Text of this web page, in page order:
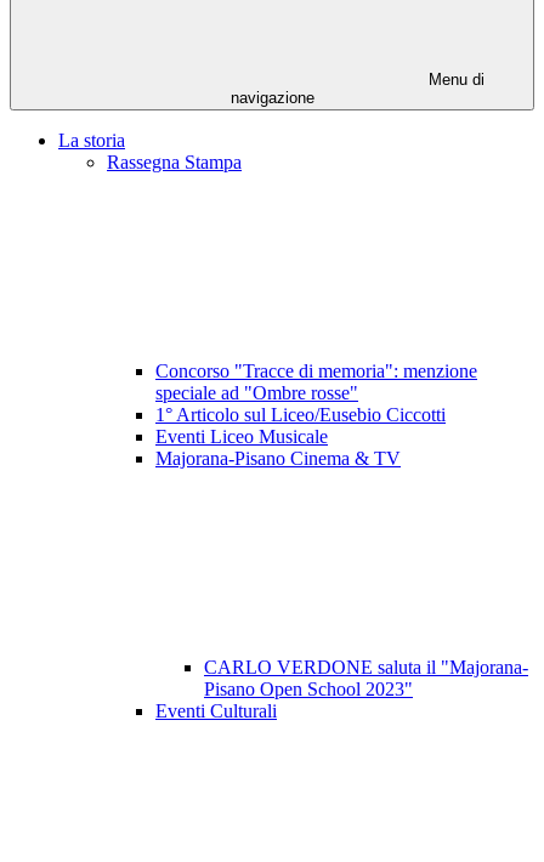
Menu di
navigazione
La storia
Rassegna Stampa
Concorso "Tracce di memoria": menzione
speciale ad "Ombre rosse"
1° Articolo sul Liceo/Eusebio Ciccotti
Eventi Liceo Musicale
Majorana-Pisano Cinema & TV
CARLO VERDONE saluta il "Majorana-
Pisano Open School 2023"
Eventi Culturali